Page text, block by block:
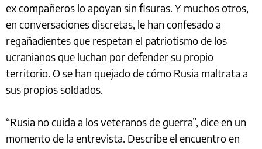
ex compañeros lo apoyan sin fisuras. Y muchos otros,
en conversaciones discretas, le han confesado a
regañadientes que respetan el patriotismo de los
ucranianos que luchan por defender su propio
territorio. O se han quejado de cómo Rusia maltrata a
sus propios soldados.
“Rusia no cuida a los veteranos de guerra”, dice en un
momento de la entrevista. Describe el encuentro en